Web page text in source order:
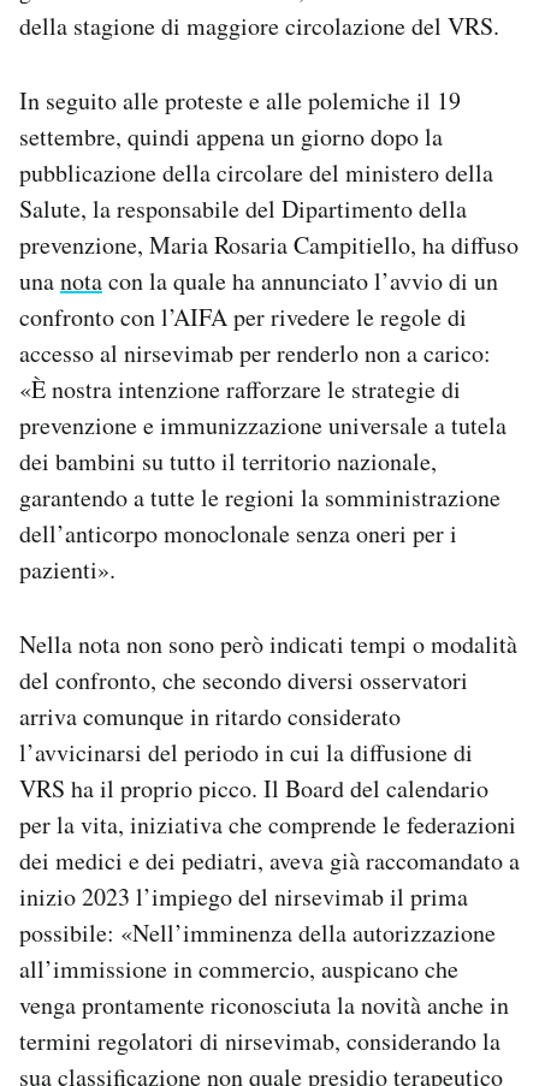
della stagione di maggiore circolazione del VRS.
In seguito alle proteste e alle polemiche il 19
settembre, quindi appena un giorno dopo la
pubblicazione della circolare del ministero della
Salute, la responsabile del Dipartimento della
prevenzione, Maria Rosaria Campitiello, ha diffuso
unanotacon la quale ha annunciato l’avvio di un
confronto con l’AIFA per rivedere le regole di
accesso al nirsevimab per renderlo non a carico:
«È nostra intenzione rafforzare le strategie di
prevenzione e immunizzazione universale a tutela
dei bambini su tutto il territorio nazionale,
garantendo a tutte le regioni la somministrazione
dell’anticorpo monoclonale senza oneri per i
pazienti».
Nella nota non sono però indicati tempi o modalità
del confronto, che secondo diversi osservatori
arriva comunque in ritardo considerato
l’avvicinarsi del periodo in cui la diffusione di
VRS ha il proprio picco. Il Board del calendario
per la vita, iniziativa che comprende le federazioni
dei medici e dei pediatri, aveva già raccomandato a
inizio 2023 l’impiego del nirsevimab il prima
possibile: «Nell’imminenza della autorizzazione
all’immissione in commercio, auspicano che
venga prontamente riconosciuta la novità anche in
termini regolatori di nirsevimab, considerando la
sua classificazione non quale presidio terapeutico